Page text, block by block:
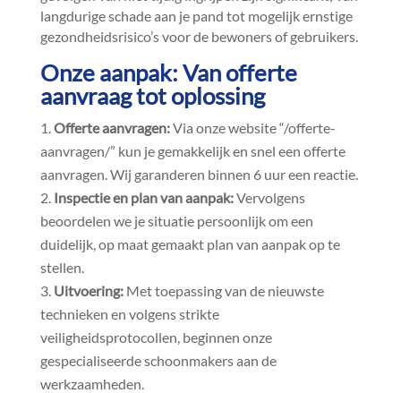
langdurige schade aan je pand tot mogelijk ernstige
gezondheidsrisico’s voor de bewoners of gebruikers.​
Onze aanpak: Van offerte
aanvraag tot oplossing
Offerte aanvragen:Via onze website “/offerte-
aanvragen/” kun je gemakkelijk en snel een offerte
aanvragen.​ Wij garanderen binnen 6 uur een reactie.​
Inspectie en plan van aanpak:Vervolgens
beoordelen we je situatie persoonlijk om een
duidelijk, op maat gemaakt plan van aanpak op te
stellen.​
Uitvoering:Met toepassing van de nieuwste
technieken en volgens strikte
veiligheidsprotocollen, beginnen onze
gespecialiseerde schoonmakers aan de
werkzaamheden.​